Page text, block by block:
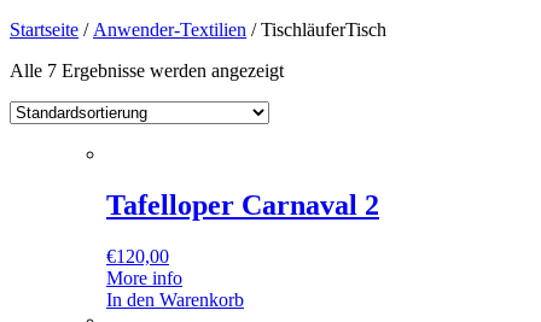
Startseite / Anwender-Textilien / TischläuferTisch
Alle 7 Ergebnisse werden angezeigt
Tafelloper Carnaval 2
€120,00
More info
In den Warenkorb